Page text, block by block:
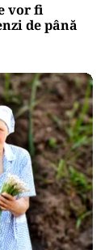
vor fi
de până